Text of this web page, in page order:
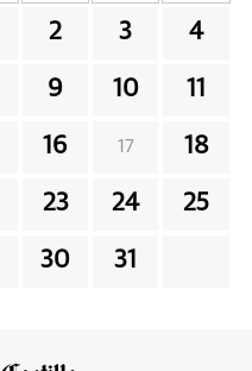
2 3 4
9 10 11
16 17 18
23 24 25
30 31